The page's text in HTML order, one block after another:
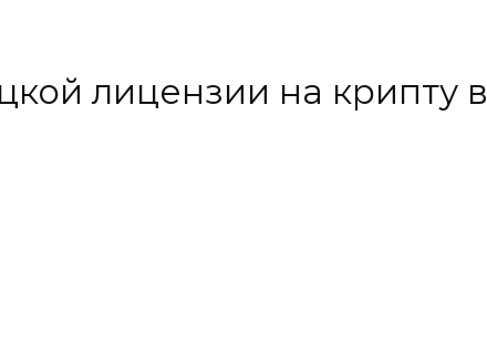
лицензии на крипту в